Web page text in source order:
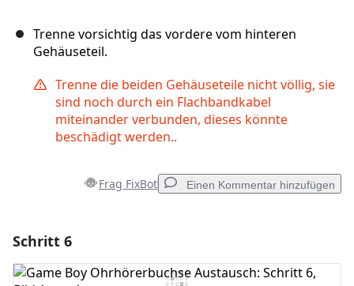
Trenne vorsichtig das vordere vom hinteren
Gehäuseteil.
Trenne die beiden Gehäuseteile nicht völlig, sie
sind noch durch ein Flachbandkabel
miteinander verbunden, dieses könnte
beschädigt werden..
Frag FixBot Einen Kommentar hinzufügen
Kommentar hinzufügen
Schritt 6